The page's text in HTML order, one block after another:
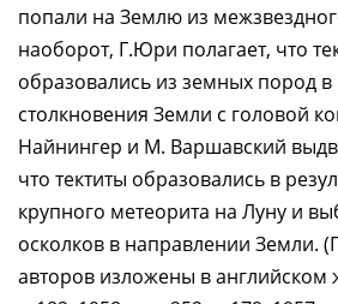
попали на Землю из
наоборот, Г.Юри полагает, что
образовались из земных пород в
столкновения Земли с головой
Найнингер и М. Варшавский
что тектиты образовались в
крупного метеорита на Луну и
осколков в направлении Земли.
авторов изложены в английском